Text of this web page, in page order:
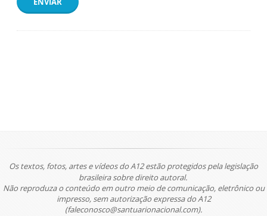
Os textos, fotos, artes e vídeos do A12 estão protegidos pela legislação
brasileira sobre direito autoral.
Não reproduza o conteúdo em outro meio de comunicação, eletrônico ou
impresso, sem autorização expressa do A12
(faleconosco@santuarionacional.com).